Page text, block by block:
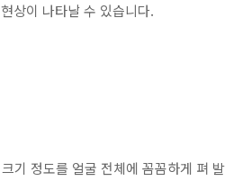
상이 나타날 수 있습니다.
기 정도를 얼굴 전체에 꼼꼼하게 펴 발